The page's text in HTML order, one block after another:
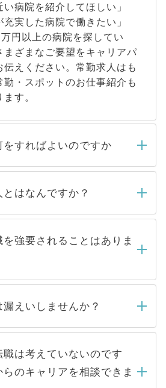
い病院を紹介してほしい」
充実した病院で働きたい」
円以上の病院を探してい
まざまなご要望をキャリアパ
伝えください。常勤求人はも
勤・スポットのお仕事紹介も
す。
をすればよいのですか
きましたら、弊社担当者がご
認し、その後メールもしくは
5営業日以内にはご連絡をせて
ので、しばらくお待ちくださ
はなんですか？
で取り扱っている求人の
Webサイトからご覧いただ
開求人」です。非公開求人は
よって、一般には公開してい
避けるため 人気のある医療機
しまうと、応募が殺到する場
が求める条件に合った人材の
会社に依頼するケースが増え
強要されることはありま
強要することは一切ありませ
に応募先から内定をいただい
必要はありません。内定先へ
はキャリアパートナーが行い
えいしませんか？
えいすることはありませんの
ださい。当サイトからの登録
たご登録者様の個人情報は、
リアアップおよび転職活動の
職は考えていないのです
らのキャリアを相談できま